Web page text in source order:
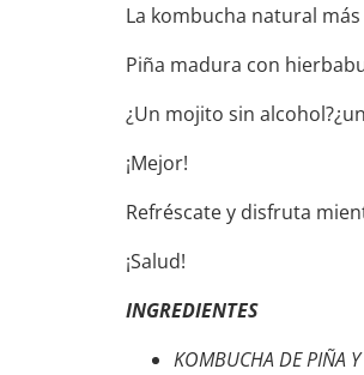
La kombucha natural
Piña madura con
¿Un mojito sin
¡Mejor!
Refréscate y disfruta
¡Salud!
INGREDIENTES
KOMBUCHA DE PIÑA